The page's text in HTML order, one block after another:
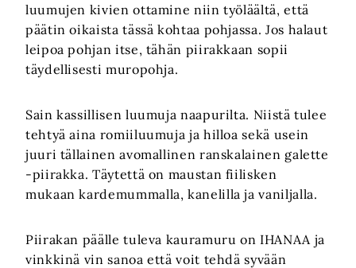
luumujen kivien ottamine niin työläältä, että
päätin oikaista tässä kohtaa pohjassa. Jos halaut
leipoa pohjan itse, tähän piirakkaan sopii
täydellisesti muropohja.
Sain kassillisen luumuja naapurilta. Niistä tulee
tehtyä aina romiiluumuja ja hilloa sekä usein
juuri tällainen avomallinen ranskalainen galette
-piirakka. Täytettä on maustan fiilisken
mukaan kardemummalla, kanelilla ja vaniljalla.
Piirakan päälle tuleva kauramuru on IHANAA ja
vinkkinä vin sanoa että voit tehdä syvään